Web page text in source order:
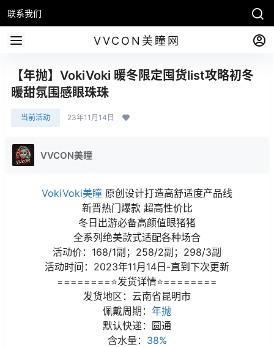
联系我们
VVCON美瞳网
【年抛】VokiVoki 暖冬限定囤货list攻略初冬
暖甜氛围感眼珠珠
当前活动 23年11月14日
VVCON美瞳
VokiVoki美瞳 原创设计打造高舒适度产品线
新晋热门爆款 超高性价比
冬日出游必备高颜值眼猪猪
全系列绝美款式适配各种场合
活动价：168/1副；258/2副；298/3副
活动时间：2023年11月14日-直到下次更新
========⭐发货详情⭐========
发货地区：云南省昆明市
佩戴周期： 年抛
默认快递：圆通
含水量： 38%